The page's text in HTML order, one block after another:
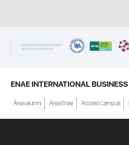
ENAE INTERNATIONAL
Área alumni Área Enae Acceso Campus